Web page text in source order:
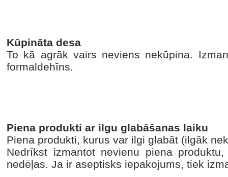
Kūpināta desa
To kā agrāk vairs neviens nekūpina.
formaldehīns.
Piena produkti ar ilgu glabāšanas laiku
Piena produkti, kurus var ilgi glabāt (ilgāk
Nedrīkst izmantot nevienu piena
nedēļas. Ja ir aseptisks iepakojums, tiek